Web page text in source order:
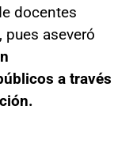
docentes
aseveró
a través